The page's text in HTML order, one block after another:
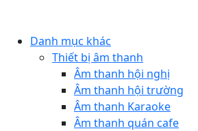
Danh mục khác
Thiết bị âm thanh
Âm thanh hội nghị
Âm thanh hội trường
Âm thanh Karaoke
Âm thanh quán cafe